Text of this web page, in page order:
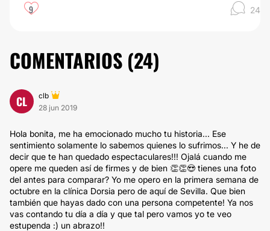
9 24
COMENTARIOS (24)
CL
clb
28 jun 2019
Hola bonita, me ha emocionado mucho tu historia... Ese
sentimiento solamente lo sabemos quienes lo sufrimos... Y he de
decir que te han quedado espectaculares!!! Ojalá cuando me
opere me queden así de firmes y de bien 👏👏😍 tienes una foto
del antes para comparar? Yo me opero en la primera semana de
octubre en la clínica Dorsia pero de aquí de Sevilla. Que bien
también que hayas dado con una persona competente! Ya nos
vas contando tu día a día y que tal pero vamos yo te veo
estupenda :) un abrazo!!